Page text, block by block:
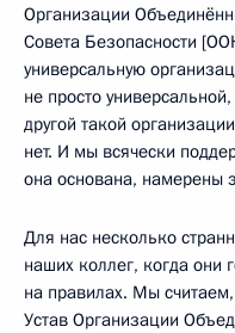
Организации
Совета Безопасности
универсальную
не просто
другой такой
нет. И мы всячески
она основана, намерены
Для нас несколько
наших коллег, когда они
на правилах. Мы
Устав Организации